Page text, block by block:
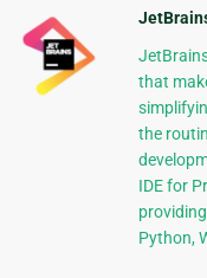
that
the
IDE for
Python,